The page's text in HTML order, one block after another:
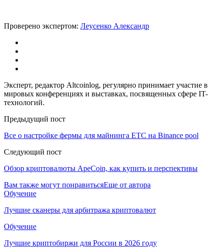
Проверено экспертом: Леусенко Александр
Эксперт, редактор Altcoinlog, регулярно принимает участие в
мировых конференциях и выставках, посвященных сфере IT-
технологий.
Предыдущий пост
Все о настройке фермы для майнинга ETC на Binance pool
Следующий пост
Обзор криптовалюты ApeCoin, как купить и перспективы
Вам также могут понравитьсяЕще от автора
Обучение
Лучшие сканеры для арбитража криптовалют
Обучение
Лучшие криптобиржи для России в 2026 году